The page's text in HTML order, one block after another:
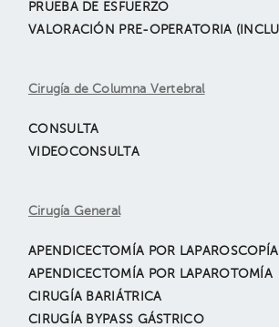
PRUEBA DE ESFUERZO
Cirugía de Columna Vertebral
CONSULTA
VIDEOCONSULTA
Cirugía General
APENDICECTOMÍA POR LAPAROSCOPÍA
APENDICECTOMÍA POR LAPAROTOMÍA
CIRUGÍA BARIÁTRICA
CIRUGÍA BYPASS GÁSTRICO